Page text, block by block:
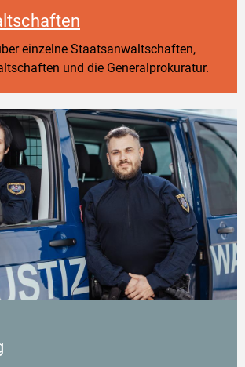
einzelne Staatsanwaltschaften,
und die Generalprokuratur.